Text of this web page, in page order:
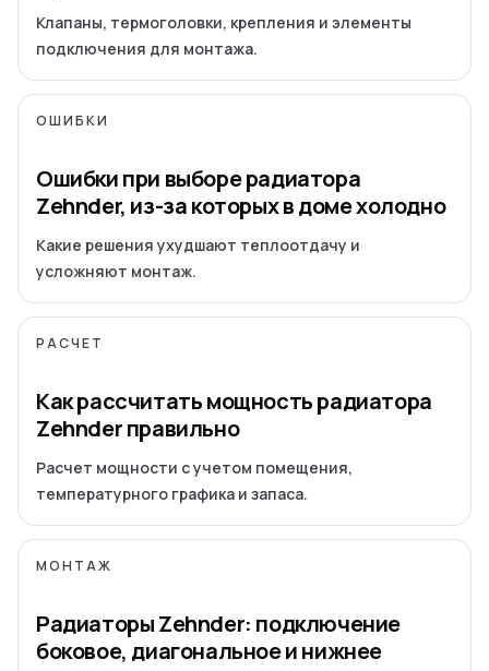
Клапаны, термоголовки, крепления и элементы
подключения для монтажа.
ОШИБКИ
Ошибки при выборе радиатора
Zehnder, из-за которых в доме холодно
Какие решения ухудшают теплоотдачу и
усложняют монтаж.
РАСЧЕТ
Как рассчитать мощность радиатора
Zehnder правильно
Расчет мощности с учетом помещения,
температурного графика и запаса.
МОНТАЖ
Радиаторы Zehnder: подключение
боковое, диагональное и нижнее